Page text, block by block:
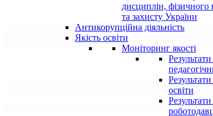
дисциплін, фізичного
та захисту України
Антикорупційна діяльність
Якість освіти
Моніторинг якості
освіти